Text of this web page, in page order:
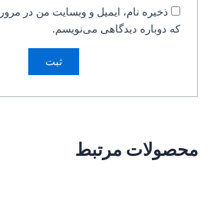
ذخیره نام، ایمیل و وبسایت من در
که دوباره دیدگاهی می‌نویسم.
محصولات مرتبط